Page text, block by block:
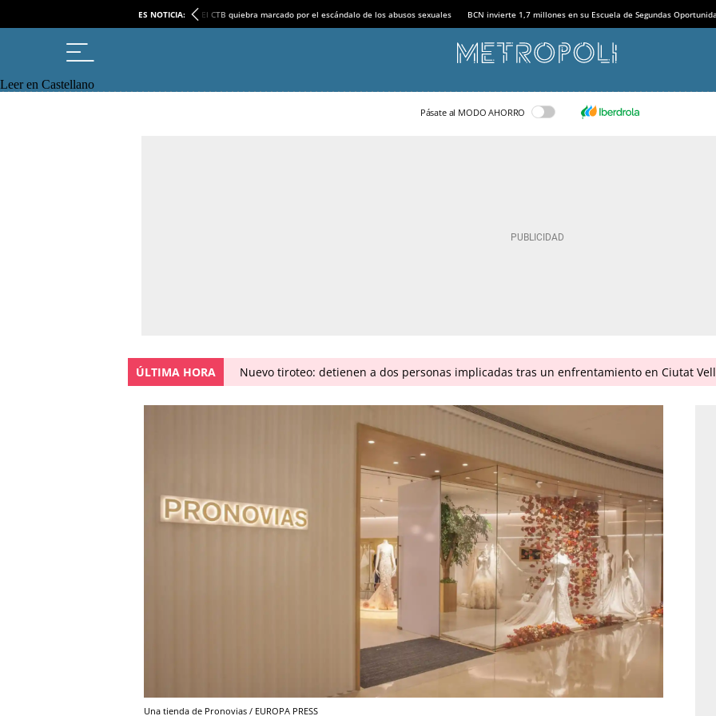
ES NOTICIA: El CTB quiebra marcado por el escándalo de los abusos sexuales BCN invierte 1,7 millones en su Escuela de Segundas
Leer en Castellano
Pásate al MODO AHORRO
ÚLTIMA HORA Nuevo tiroteo: detienen a dos personas implicadas tras un enfrentamiento en Ciutat
Una tienda de Pronovias / EUROPA PRESS